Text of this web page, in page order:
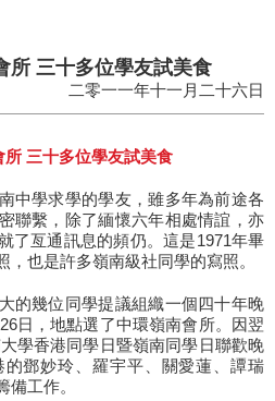
所 三十多位學友試美食
二零一一年十一月二十六日
所 三十多位學友試美食
中學求學的學友，雖多年為前途各
聯繫，除了緬懷六年相處情誼，亦
了亙通訊息的頻仍。這是1971年畢
也是許多嶺南級社同學的寫照。
的幾位同學提議組織一個四十年晚
日，地點選了中環嶺南會所。因翌
學香港同學日暨嶺南同學日聯歡晚
鄧妙玲、羅宇平、關愛蓮、譚瑞
工作。